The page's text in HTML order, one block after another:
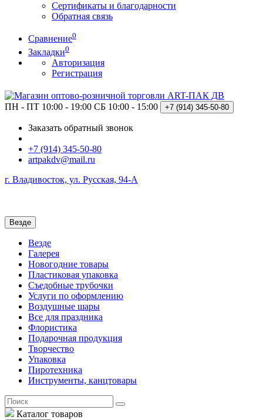
Сертификаты и благодарности
Обратная связь
Сравнение0
Закладки0
Авторизация
Регистрация
ПН - ПТ 10:00 - 19:00 СБ 10:00 - 15:00 +7 (914) 345-50-80
Заказать обратный звонок
+7 (914) 345-50-80
artpakdv@mail.ru
г. Владивосток, ул. Русская, 94-А
Везде
Везде
Галерея
Новогодние товары
Пластиковая упаковка
Съедобные трубочки
Услуги по оформлению
Воздушные шары
Все для праздника
Флористика
Подарочная продукция
Творчество
Упаковка
Пиротехника
Инструменты, канцтовары
Каталог товаров